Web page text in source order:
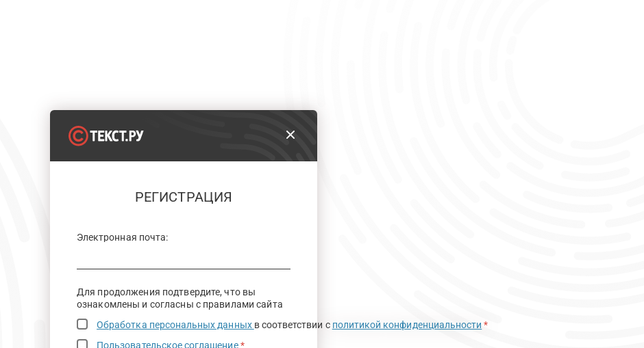
РЕГИСТРАЦИЯ
Электронная почта:
Для продолжения подтвердите, что вы
ознакомлены и согласны с правилами сайта
Обработка персональных данных в соответствии с политикой конфиденциальности *
Пользовательское соглашение *